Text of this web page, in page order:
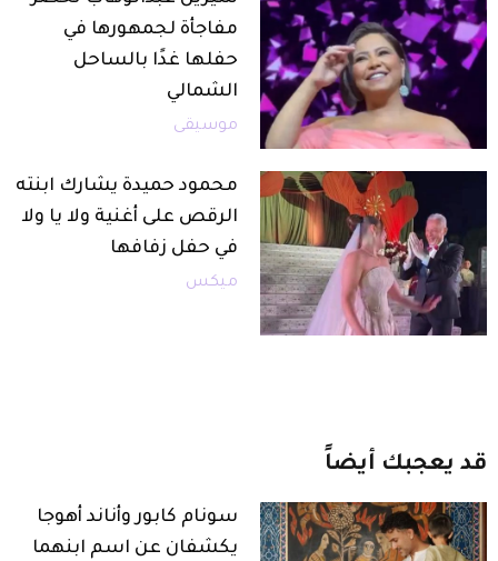
مفاجأة لجمهورها في
حفلها غدًا بالساحل
الشمالي
موسيقى
محمود حميدة يشارك ابنته
الرقص على أغنية ولا يا ولا
في حفل زفافها
ميكس
قد يعجبك أيضاً
سونام كابور وأناند أهوجا
يكشفان عن اسم ابنهما